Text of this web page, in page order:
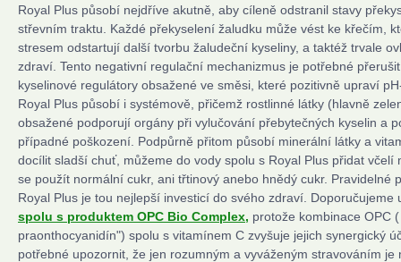
Royal Plus působí nejdříve akutně, aby cíleně odstranil stavy
střevním traktu. Každé překyselení žaludku může vést ke křečím,
stresem odstartují další tvorbu žaludeční kyseliny, a taktéž trvale
zdraví. Tento negativní regulační mechanizmus je potřebné
kyselinové regulátory obsažené ve směsi, které pozitivně upraví
Royal Plus působí i systémově, přičemž rostlinné látky (hlavně
obsažené podporují orgány při vylučování přebytečných kyselin a
případné poškození. Podpůrně přitom působí minerální látky a
docílit sladší chuť, můžeme do vody spolu s Royal Plus přidat včelí
se použít normální cukr, ani třtinový anebo hnědý cukr. Pravidelné
Royal Plus je tou nejlepší investicí do svého zdraví. Doporučujeme
spolu s produktem OPC Bio Complex, protože kombinace OPC
praonthocyanidín") spolu s vitamínem C zvyšuje jejich synergický
potřebné upozornit, že jen rozumným a vyváženým stravováním je